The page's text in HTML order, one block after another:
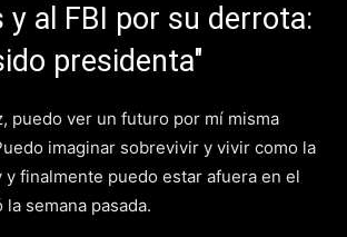
y al FBI por su derrota:
presidenta"
puedo ver un futuro por mí misma
imaginar sobrevivir y vivir como la
y finalmente puedo estar afuera en el
semana pasada.